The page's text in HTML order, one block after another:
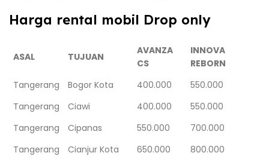
Harga rental mobil Drop only
ASAL TUJUAN
AVANZA
CS
INNOVA
REBORN
Tangerang
Bogor Kota 400.000
550.000
Tangerang
Ciawi 400.000
550.000
Tangerang
Cipanas 550.000
700.000
Tangerang
Cianjur Kota 650.000 800.000